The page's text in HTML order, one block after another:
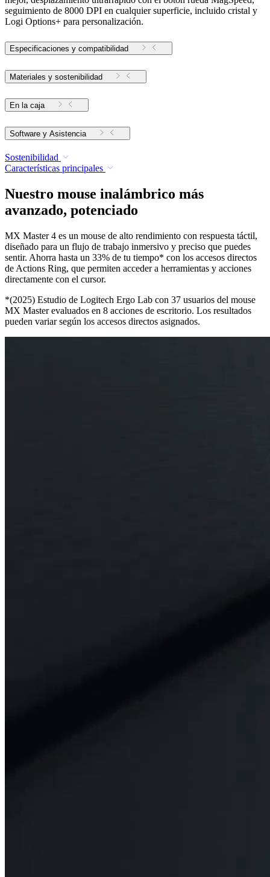
seguimiento de 8000 DPI en cualquier superficie, incluido cristal y
Logi Options+ para personalización.
Especificaciones y compatibilidad
Materiales y sostenibilidad
En la caja
Software y Asistencia
Sostenibilidad
Características principales
Nuestro mouse inalámbrico más
avanzado, potenciado
MX Master 4 es un mouse de alto rendimiento con respuesta táctil,
diseñado para un flujo de trabajo inmersivo y preciso que puedes
sentir. Ahorra hasta un 33% de tu tiempo* con los accesos directos
de Actions Ring, que permiten acceder a herramientas y acciones
directamente con el cursor.
*(2025) Estudio de Logitech Ergo Lab con 37 usuarios del mouse
MX Master evaluados en 8 acciones de escritorio. Los resultados
pueden variar según los accesos directos asignados.